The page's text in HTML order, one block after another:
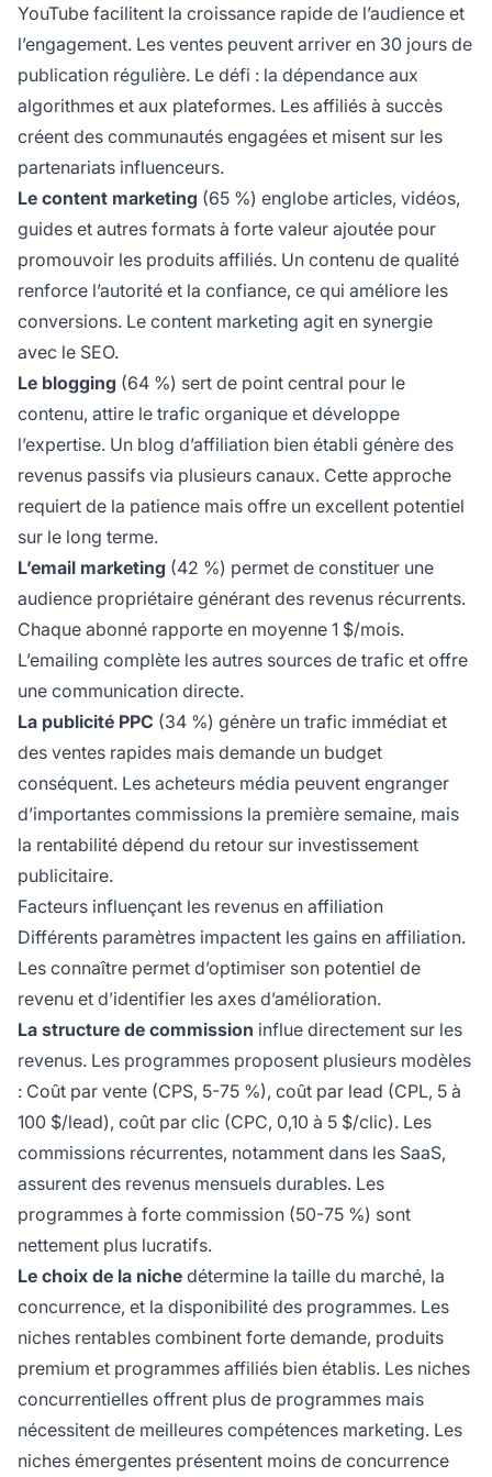
YouTube facilitent la croissance rapide de l’audience et
l’engagement. Les ventes peuvent arriver en 30 jours de
publication régulière. Le défi : la dépendance aux
algorithmes et aux plateformes. Les affiliés à succès
créent des communautés engagées et misent sur les
partenariats influenceurs.
Le content marketing (65 %) englobe articles, vidéos,
guides et autres formats à forte valeur ajoutée pour
promouvoir les produits affiliés. Un contenu de qualité
renforce l’autorité et la confiance, ce qui améliore les
conversions. Le content marketing agit en synergie
avec le SEO.
Le blogging (64 %) sert de point central pour le
contenu, attire le trafic organique et développe
l’expertise. Un blog d’affiliation bien établi génère des
revenus passifs via plusieurs canaux. Cette approche
requiert de la patience mais offre un excellent potentiel
sur le long terme.
L’email marketing (42 %) permet de constituer une
audience propriétaire générant des revenus récurrents.
Chaque abonné rapporte en moyenne 1 $/mois.
L’emailing complète les autres sources de trafic et offre
une communication directe.
La publicité PPC (34 %) génère un trafic immédiat et
des ventes rapides mais demande un budget
conséquent. Les acheteurs média peuvent engranger
d’importantes commissions la première semaine, mais
la rentabilité dépend du retour sur investissement
publicitaire.
Facteurs influençant les revenus en affiliation
Différents paramètres impactent les gains en affiliation.
Les connaître permet d’optimiser son potentiel de
revenu et d’identifier les axes d’amélioration.
La structure de commission influe directement sur les
revenus. Les programmes proposent plusieurs modèles
: Coût par vente (CPS, 5-75 %), coût par lead (CPL, 5 à
100 $/lead), coût par clic (CPC, 0,10 à 5 $/clic). Les
commissions récurrentes, notamment dans les SaaS,
assurent des revenus mensuels durables. Les
programmes à forte commission (50-75 %) sont
nettement plus lucratifs.
Le choix de la niche détermine la taille du marché, la
concurrence, et la disponibilité des programmes. Les
niches rentables combinent forte demande, produits
premium et programmes affiliés bien établis. Les niches
concurrentielles offrent plus de programmes mais
nécessitent de meilleures compétences marketing. Les
niches émergentes présentent moins de concurrence